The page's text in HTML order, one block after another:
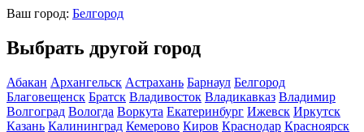
Ваш город: Белгород
Выбрать другой город
Абакан Архангельск Астрахань Барнаул Белгород
Благовещенск Братск Владивосток Владикавказ Владимир
Волгоград Вологда Воркута Екатеринбург Ижевск Иркутск
Казань Калининград Кемерово Киров Краснодар Красноярск